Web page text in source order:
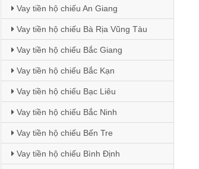
Vay tiền hộ chiếu An Giang
Vay tiền hộ chiếu Bà Rịa Vũng Tàu
Vay tiền hộ chiếu Bắc Giang
Vay tiền hộ chiếu Bắc Kạn
Vay tiền hộ chiếu Bạc Liêu
Vay tiền hộ chiếu Bắc Ninh
Vay tiền hộ chiếu Bến Tre
Vay tiền hộ chiếu Bình Định